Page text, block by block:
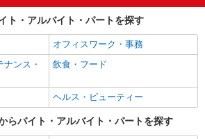
ト・アルバイト・パートを探す
オフィスワーク・事務
ンス・
飲食・フード
ヘルス・ビューティー
らバイト・アルバイト・パートを探す